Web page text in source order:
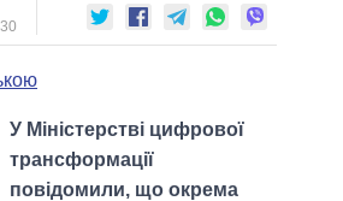
ПОЛІТИКІВ
У Міністерстві цифрової
трансформації
повідомили, що окрема